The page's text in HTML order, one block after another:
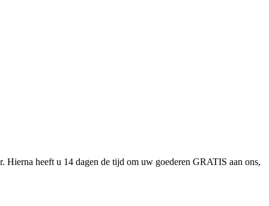
Hierna heeft u 14 dagen de tijd om uw goederen GRATIS aan ons,